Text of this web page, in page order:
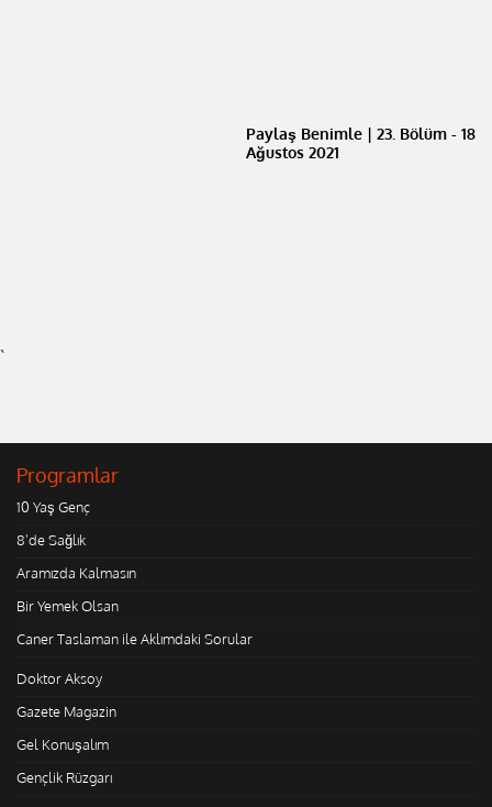
Paylaş Benimle | 23. Bölüm - 18
Ağustos 2021
`
Programlar
10 Yaş Genç
8'de Sağlık
Aramızda Kalmasın
Bir Yemek Olsan
Caner Taslaman ile Aklımdaki Sorular
Doktor Aksoy
Gazete Magazin
Gel Konuşalım
Gençlik Rüzgarı